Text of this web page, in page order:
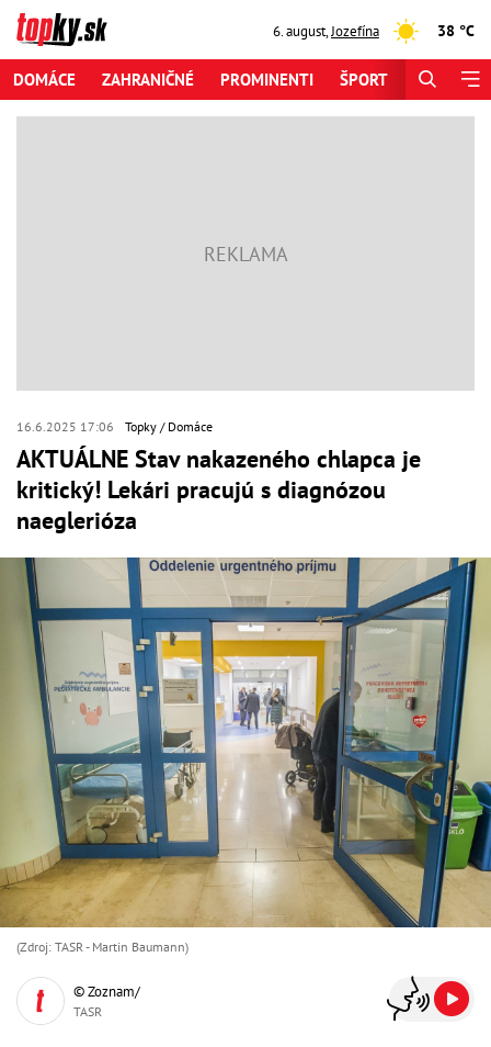
6. august,Jozefína 38 °C
DOMÁCE ZAHRANIČNÉ PROMINENTI ŠPORT
16.6.2025 17:06 Topky Domáce
AKTUÁLNE Stav nakazeného chlapca je
kritický! Lekári pracujú s diagnózou
naeglerióza
(Zdroj: TASR - Martin Baumann)
© Zoznam/
TASR